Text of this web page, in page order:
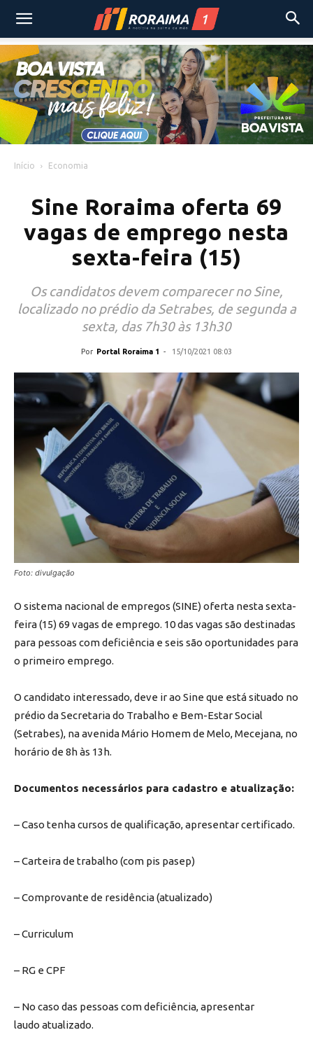
Início Economia
Sine Roraima oferta 69
vagas de emprego nesta
sexta-feira (15)
Os candidatos devem comparecer no Sine,
localizado no prédio da Setrabes, de segunda a
sexta, das 7h30 às 13h30
Por Portal Roraima 1 - 15/10/2021 08:03
Foto: divulgação
O sistema nacional de empregos (SINE) oferta nesta sexta-
feira (15) 69 vagas de emprego. 10 das vagas são destinadas
para pessoas com deficiência e seis são oportunidades para
o primeiro emprego.
O candidato interessado, deve ir ao Sine que está situado no
prédio da Secretaria do Trabalho e Bem-Estar Social
(Setrabes), na avenida Mário Homem de Melo, Mecejana, no
horário de 8h às 13h.
Documentos necessários para cadastro e atualização:
– Caso tenha cursos de qualificação, apresentar certificado.
– Carteira de trabalho (com pis pasep)
– Comprovante de residência (atualizado)
– Curriculum
– RG e CPF
– No caso das pessoas com deficiência, apresentar
laudo atualizado.